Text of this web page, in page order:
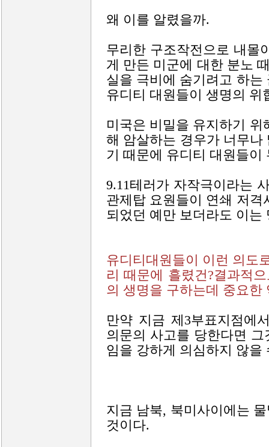
왜 이를 알렸을까.
무리한 구조작전으로 내몰
게 만든 미군에 대한 분노
실을 극비에 숨기려고 하
유디티 대원들이 생명의 위
미국은 비밀을 유지하기
해 암살하는 경우가 너무
기 때문에 유디티 대원들이
9.11테러가 자작극이라는
관제탑 요원들이 연쇄 저
되었던 예만 보더라도 이는
유디티대원들이 이런 의도
리 때문에 흘렸건?결과적
의 생명을 구하는데 중요한
만약 지금 제3부표지점에
의문의 사고를 당한다면
임을 강하게 의심하지 않을
지금 남북, 북미사이에는
것이다.